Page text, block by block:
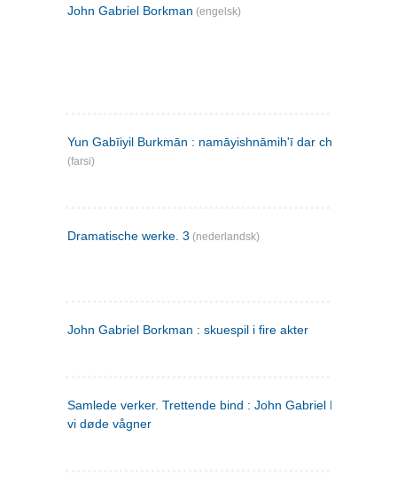
John Gabriel Borkman (engelsk)
Yun Gabīiyil Burkmān : namāyishnāmihʹī dar chahār pardih
(farsi)
Dramatische werke. 3 (nederlandsk)
John Gabriel Borkman : skuespil i fire akter
Samlede verker. Trettende bind : John Gabriel Borkman ;
vi døde vågner